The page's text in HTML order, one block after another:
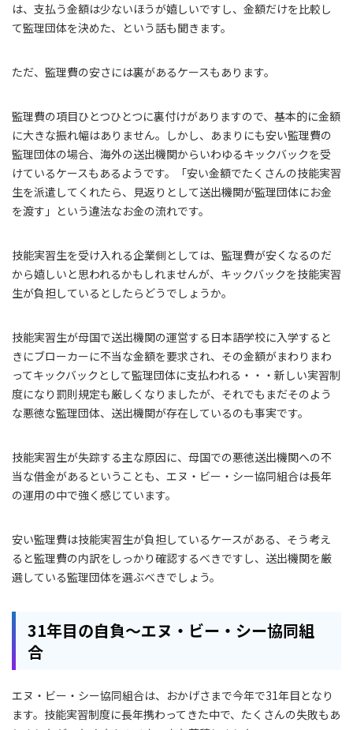
は、支払う金額は少ないほうが嬉しいですし、金額だけを比較し
て監理団体を決めた、という話も聞きます。
ただ、監理費の安さには裏があるケースもあります。
監理費の項目ひとつひとつに裏付けがありますので、基本的に金額
に大きな振れ幅はありません。しかし、あまりにも安い監理費の
監理団体の場合、海外の送出機関からいわゆるキックバックを受
けているケースもあるようです。「安い金額でたくさんの技能実習
生を派遣してくれたら、見返りとして送出機関が監理団体にお金
を渡す」という違法なお金の流れです。
技能実習生を受け入れる企業側としては、監理費が安くなるのだ
から嬉しいと思われるかもしれませんが、キックバックを技能実習
生が負担しているとしたらどうでしょうか。
技能実習生が母国で送出機関の運営する日本語学校に入学すると
きにブローカーに不当な金額を要求され、その金額がまわりまわ
ってキックバックとして監理団体に支払われる・・・新しい実習制
度になり罰則規定も厳しくなりましたが、それでもまだそのよう
な悪徳な監理団体、送出機関が存在しているのも事実です。
技能実習生が失踪する主な原因に、母国での悪徳送出機関への不
当な借金があるということも、エヌ・ビー・シー協同組合は長年
の運用の中で強く感じています。
安い監理費は技能実習生が負担しているケースがある、そう考え
ると監理費の内訳をしっかり確認するべきですし、送出機関を厳
選している監理団体を選ぶべきでしょう。
31年目の自負～エヌ・ビー・シー協同組
合
エヌ・ビー・シー協同組合は、おかげさまで今年で31年目となり
ます。技能実習制度に長年携わってきた中で、たくさんの失敗もあ